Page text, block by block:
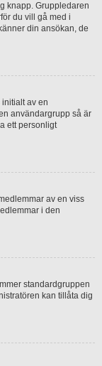
knapp. Gruppledaren
du vill gå med i
din ansökan, de
av en
användargrupp så är
ett personligt
av en viss
i den
standardgruppen
kan tillåta dig